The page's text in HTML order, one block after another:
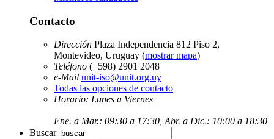
Contacto
Dirección Plaza Independencia 812 Piso 2,
Montevideo, Uruguay (mostrar mapa)
Teléfono (+598) 2901 2048
e-Mail unit-iso@unit.org.uy
Todas las opciones de contacto
Horario: Lunes a Viernes
Ene. a Mar.: 09:30 a 17:30, Abr. a Dic.: 10:00 a 18:30
Buscar